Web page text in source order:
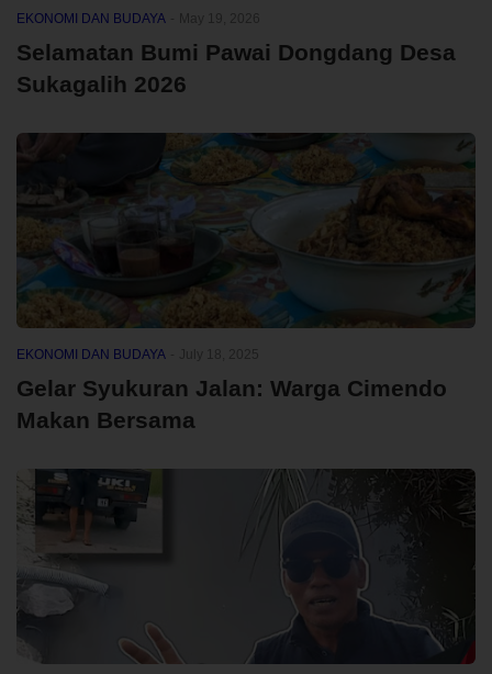
EKONOMI DAN BUDAYA
Selamatan Bumi Pawai Dongdang Desa
Sukagalih 2026
EKONOMI DAN BUDAYA
Gelar Syukuran Jalan: Warga Cimendo
Makan Bersama